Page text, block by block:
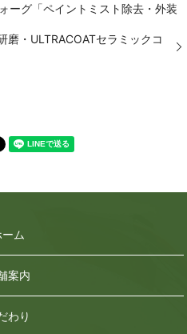
ーグ「ペイントミスト除去・外装
磨・ULTRACOATセラミックコ
ーム
案内
わり